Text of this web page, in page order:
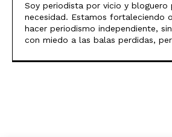
Soy periodista por vicio y bloguero
necesidad. Estamos fortaleciendo
hacer periodismo independiente,
con miedo a las balas perdidas,